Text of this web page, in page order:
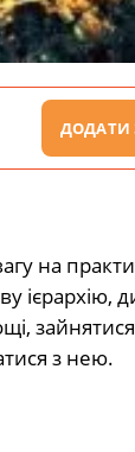
ДОДАТИ
на
ієрархію,
з нею.